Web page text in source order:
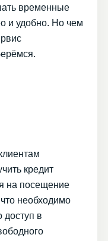
временные
и удобно. Но чем
кредит
на посещение
необходимо
в